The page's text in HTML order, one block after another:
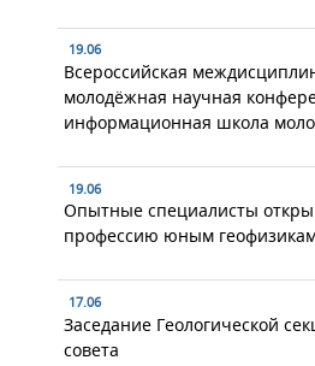
19.06
Всероссийская
молодёжная научная
информационная школа
19.06
Опытные специалисты
профессию юным
17.06
Заседание Геологической
совета